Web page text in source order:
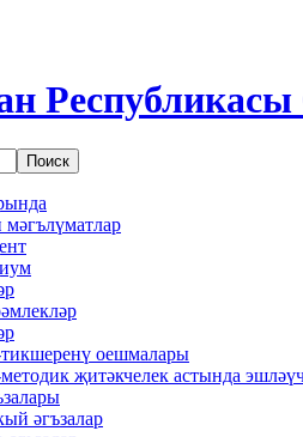
оешмалары
җитәкчелек астында
әгъзалар